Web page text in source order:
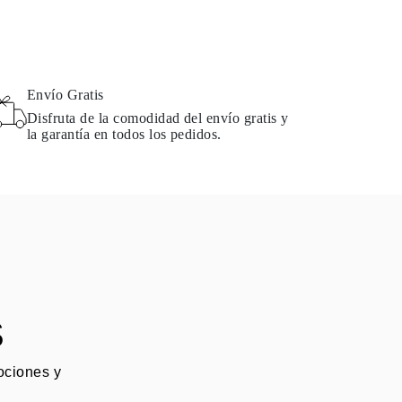
Envío Gratis
Disfruta de la comodidad del envío gratis y
la garantía en todos los pedidos.
y